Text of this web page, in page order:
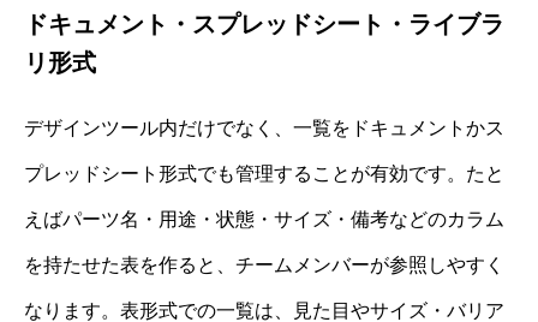
ドキュメント・スプレッドシート・ライブラ
リ形式
デザインツール内だけでなく、一覧をドキュメントかス
プレッドシート形式でも管理することが有効です。たと
えばパーツ名・用途・状態・サイズ・備考などのカラム
を持たせた表を作ると、チームメンバーが参照しやすく
なります。表形式での一覧は、見た目やサイズ・バリア